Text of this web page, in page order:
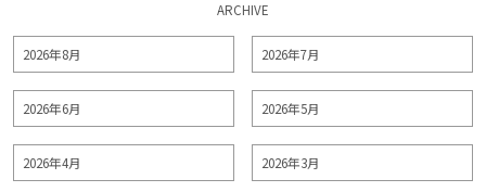
ARCHIVE
2026年8月 2026年7月
2026年6月 2026年5月
2026年4月 2026年3月